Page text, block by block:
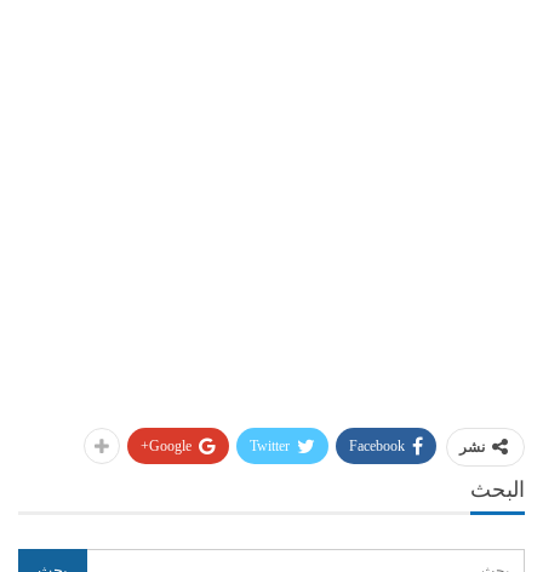
نشر Facebook
Twitter
Google+
البحث